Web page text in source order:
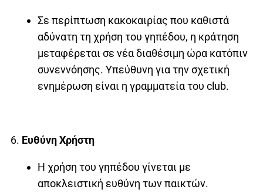
Σε περίπτωση κακοκαιρίας που καθιστά
αδύνατη τη χρήση του γηπέδου, η κράτηση
μεταφέρεται σε νέα διαθέσιμη ώρα κατόπιν
συνεννόησης. Υπεύθυνη για την σχετική
ενημέρωση είναι η γραμματεία του club.
Ευθύνη Χρήστη
Η χρήση του γηπέδου γίνεται με
αποκλειστική ευθύνη των παικτών.